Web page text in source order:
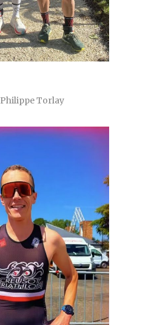
Philippe Torlay